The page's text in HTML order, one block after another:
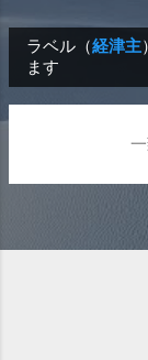
投
稿
ラベル（経津主
ます